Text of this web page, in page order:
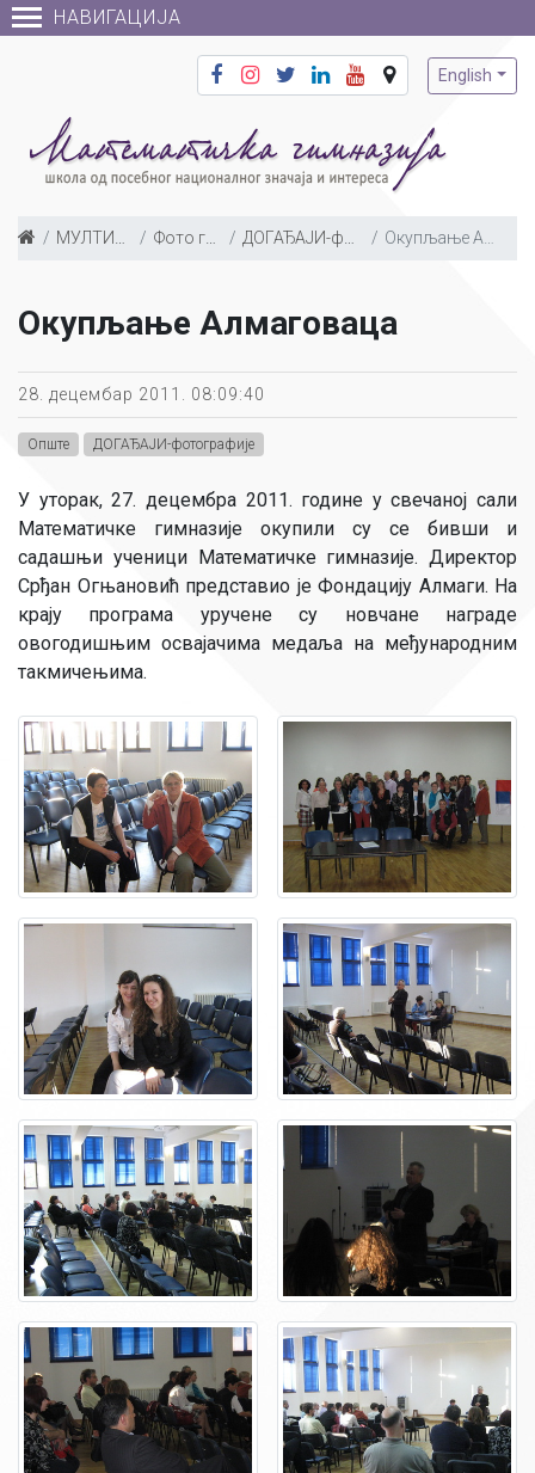
НАВИГАЦИЈА
English
МУЛТИМЕДИЈА Фото галерија ДОГАЂАЈИ-фотографије Окупљање Алмаговаца
Окупљање Алмаговаца
28. децембар 2011. 08:09:40
Опште ДОГАЂАЈИ-фотографије
У уторак, 27. децембра 2011. године у свечаној сали
Математичке гимназије окупили су се бивши и
садашњи ученици Математичке гимназије. Директор
Срђан Огњановић представио је Фондацију Алмаги. На
крају програма уручене су новчане награде
овогодишњим освајачима медаља на међународним
такмичењима.